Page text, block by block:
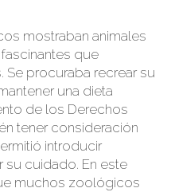
mostraban animales
que
Se procuraba recrear su
una dieta
de los Derechos
tener consideración
introducir
su cuidado. En este
muchos zoológicos